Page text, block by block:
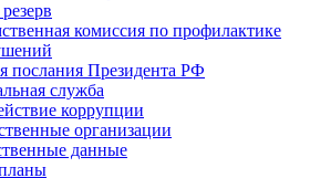
комиссия по профилактике
послания Президента РФ
служба
коррупции
организации
данные